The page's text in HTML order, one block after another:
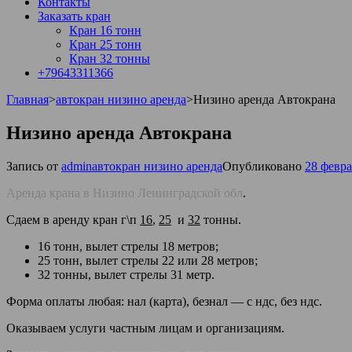
Заказать кран
Кран 16 тонн
Кран 25 тонн
Кран 32 тонны
+79643311366
Главная>автокран низино аренда>Низино аренда Автокрана
Низино аренда Автокрана
Запись от adminавтокран низино арендаОпубликовано 28
Аренда крана в Низино Ленинградской обл.
Сдаем в аренду кран г\п 16, 25 и 32 тонны.
16 тонн, вылет стрелы 18 метров;
25 тонн, вылет стрелы 22 или 28 метров;
32 тонны, вылет стрелы 31 метр.
Форма оплаты любая: нал (карта), безнал — с ндс, без ндс.
Оказываем услуги частным лицам и организациям.